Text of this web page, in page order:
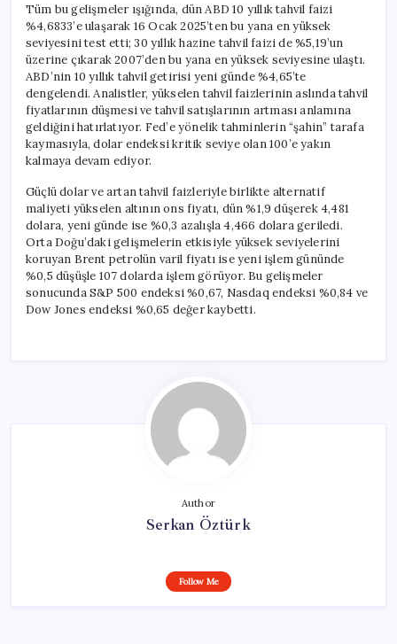
Tüm bu gelişmeler ışığında, dün ABD 10 yıllık tahvil faizi
%4,6833’e ulaşarak 16 Ocak 2025’ten bu yana en yüksek
seviyesini test etti; 30 yıllık hazine tahvil faizi de %5,19’un
üzerine çıkarak 2007’den bu yana en yüksek seviyesine ulaştı.
ABD’nin 10 yıllık tahvil getirisi yeni günde %4,65’te
dengelendi. Analistler, yükselen tahvil faizlerinin aslında tahvil
fiyatlarının düşmesi ve tahvil satışlarının artması anlamına
geldiğini hatırlatıyor. Fed’e yönelik tahminlerin “şahin” tarafa
kaymasıyla, dolar endeksi kritik seviye olan 100’e yakın
kalmaya devam ediyor.
Güçlü dolar ve artan tahvil faizleriyle birlikte alternatif
maliyeti yükselen altının ons fiyatı, dün %1,9 düşerek 4,481
dolara, yeni günde ise %0,3 azalışla 4,466 dolara geriledi.
Orta Doğu’daki gelişmelerin etkisiyle yüksek seviyelerini
koruyan Brent petrolün varil fiyatı ise yeni işlem gününde
%0,5 düşüşle 107 dolarda işlem görüyor. Bu gelişmeler
sonucunda S&P 500 endeksi %0,67, Nasdaq endeksi %0,84 ve
Dow Jones endeksi %0,65 değer kaybetti.
Author
Serkan Öztürk
Follow Me